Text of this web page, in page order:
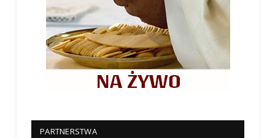
PARTNERSTWA